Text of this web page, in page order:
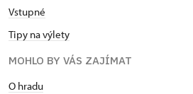
Vstupné
Tipy na výlety
MOHLO BY VÁS ZAJÍMAT
O hradu